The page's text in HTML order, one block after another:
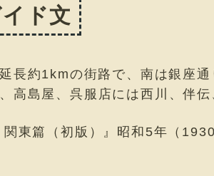
ド文
長約1kmの街路で、南は銀座
高島屋、呉服店には西川、伴
東篇（初版）』昭和5年（